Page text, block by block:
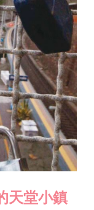
天堂小鎮